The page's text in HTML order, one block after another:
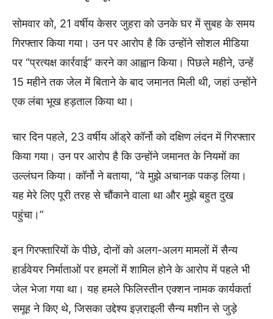
सोमवार को, 21 वर्षीय केसर जुहरा को उनके घर में सुबह के समय
गिरफ्तार किया गया। उन पर आरोप है कि उन्होंने सोशल मीडिया
पर “प्रत्यक्ष कार्रवाई” करने का आह्वान किया। पिछले महीने, उन्हें
15 महीने तक जेल में बिताने के बाद जमानत मिली थी, जहां उन्होंने
एक लंबा भूख हड़ताल किया था।
चार दिन पहले, 23 वर्षीय ऑड्रे कॉर्नो को दक्षिण लंदन में गिरफ्तार
किया गया। उन पर आरोप है कि उन्होंने जमानत के नियमों का
उल्लंघन किया। कॉर्नो ने बताया, “वे मुझे अचानक पकड़ लिया।
यह मेरे लिए पूरी तरह से चौंकाने वाला था और मुझे बहुत दुख
पहुंचा।”
इन गिरफ्तारियों के पीछे, दोनों को अलग-अलग मामलों में सैन्य
हार्डवेयर निर्माताओं पर हमलों में शामिल होने के आरोप में पहले भी
जेल भेजा गया था। यह हमले फिलिस्तीन एक्शन नामक कार्यकर्ता
समूह ने किए थे, जिसका उद्देश्य इज़राइली सैन्य मशीन से जुड़े